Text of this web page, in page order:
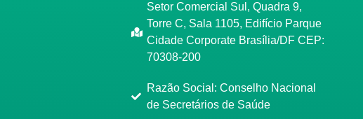
Setor Comercial Sul, Quadra 9,
Torre C, Sala 1105, Edifício Parque
Cidade Corporate Brasília/DF CEP:
70308-200
Razão Social: Conselho Nacional
de Secretários de Saúde